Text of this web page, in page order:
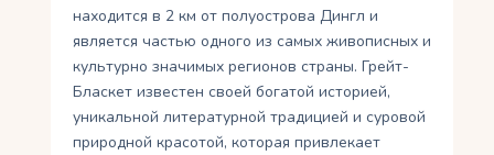
находится в 2 км от полуострова Дингл и
является частью одного из самых живописных и
культурно значимых регионов страны. Грейт-
Бласкет известен своей богатой историей,
уникальной литературной традицией и суровой
природной красотой, которая привлекает